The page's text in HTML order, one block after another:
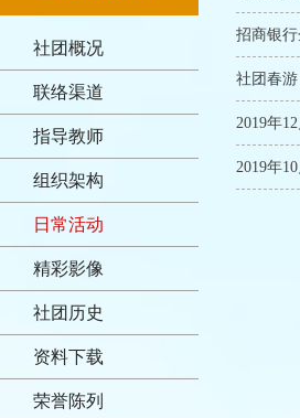
社团概况
联络渠道
指导教师
组织架构
日常活动
精彩影像
社团历史
资料下载
荣誉陈列
招商银
社团春游
2019年
2019年